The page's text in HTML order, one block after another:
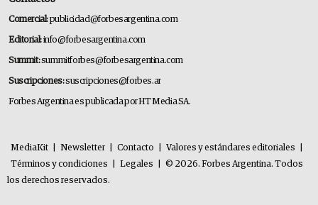
Comercial:publicidad@forbesargentina.com
Editorial:info@forbesargentina.com
Summit:summitforbes@forbesargentina.com
Suscripciones:suscripciones@forbes.ar
Forbes Argentina es publicada por HT Media SA.
MediaKit Newsletter Contacto Valores y estándares editoriales
Términos y condiciones
Legales
© 2026. Forbes Argentina. Todos
los derechos reservados.